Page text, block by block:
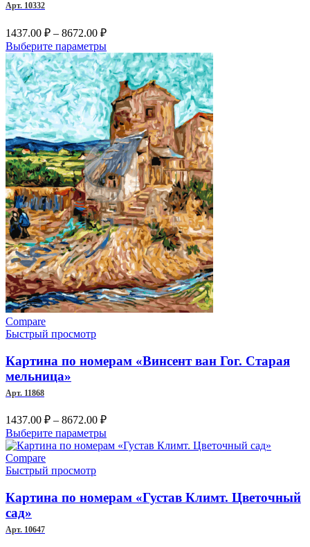
Арт. 10332
1437.00 ₽ – 8672.00 ₽Диапазон
цен:
1437.00 ₽
–
8672.00 ₽
Выберите параметрыЭтот
товар
имеет
несколько
вариаций.
Опции
можно
выбрать
на
странице
товара.
Compare
Быстрый просмотр
Картина по номерам «Винсент ван Гог. Старая
мельница»
Арт. 11868
1437.00 ₽ – 8672.00 ₽Диапазон
цен:
1437.00 ₽
Выберите параметрыЭтот
товар
Опции
можно
Compare
Быстрый просмотр
Картина по номерам «Густав Климт. Цветочный
сад»
Арт. 10647